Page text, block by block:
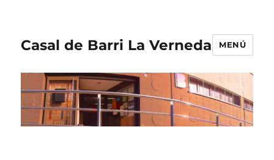
Casal de Barri La Verneda MENÚ